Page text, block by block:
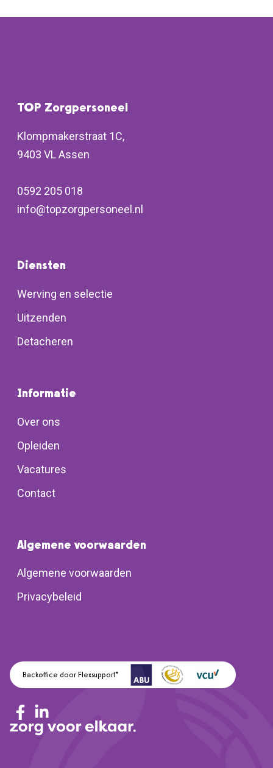
TOP Zorgpersoneel
Klompmakerstraat 1C,
9403 VL Assen
0592 205 018
info@topzorgpersoneel.nl
Diensten
Werving en selectie
Uitzenden
Detacheren
Informatie
Over ons
Opleiden
Vacatures
Contact
Algemene voorwaarden
Algemene voorwaarden
Privacybeleid
Backoffice door Flexsupport*